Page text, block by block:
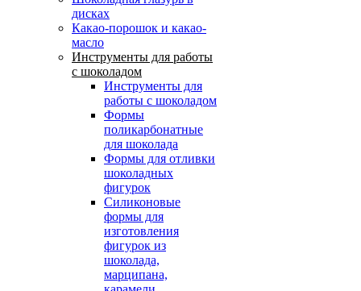
дисках
Какао-порошок и какао-
масло
Инструменты для работы
с шоколадом
Инструменты для
работы с шоколадом
Формы
поликарбонатные
для шоколада
Формы для отливки
шоколадных
фигурок
Силиконовые
формы для
изготовления
фигурок из
шоколада,
марципана,